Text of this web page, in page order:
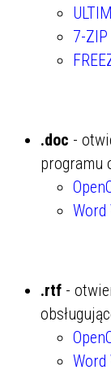
7-ZIP
.doc -
programu
Word
.rtf -
Word